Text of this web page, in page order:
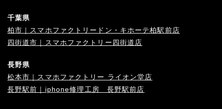
千葉県
柏市｜スマホファクトリードン・キホーテ柏駅前店
四街道市｜スマホファクトリー四街道店
長野県
松本市｜スマホファクトリー ライオン堂店
長野駅前｜iphone修理工房 長野駅前店